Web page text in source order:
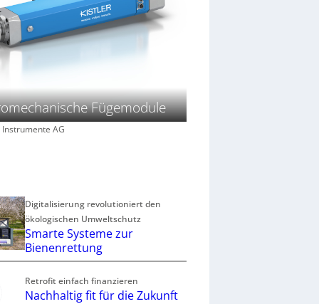
Fügemodule
AG
Digitalisierung revolutioniert den
ökologischen Umweltschutz
Smarte Systeme zur
Bienenrettung
Retrofit einfach finanzieren
Nachhaltig fit für die Zukunft